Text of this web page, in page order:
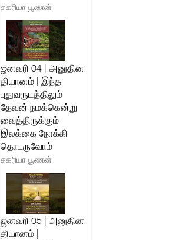
சகரியா பூணன்
ஜனவரி 04 | அனுதின
தியானம் | இந்த
புதுவருடத்திலும்
தேவன் நமக்கென்று
வைத்திருக்கும்
இலக்கை நோக்கி
தொடருவோம்
சகரியா பூணன்
ஜனவரி 05 | அனுதின
தியானம் |